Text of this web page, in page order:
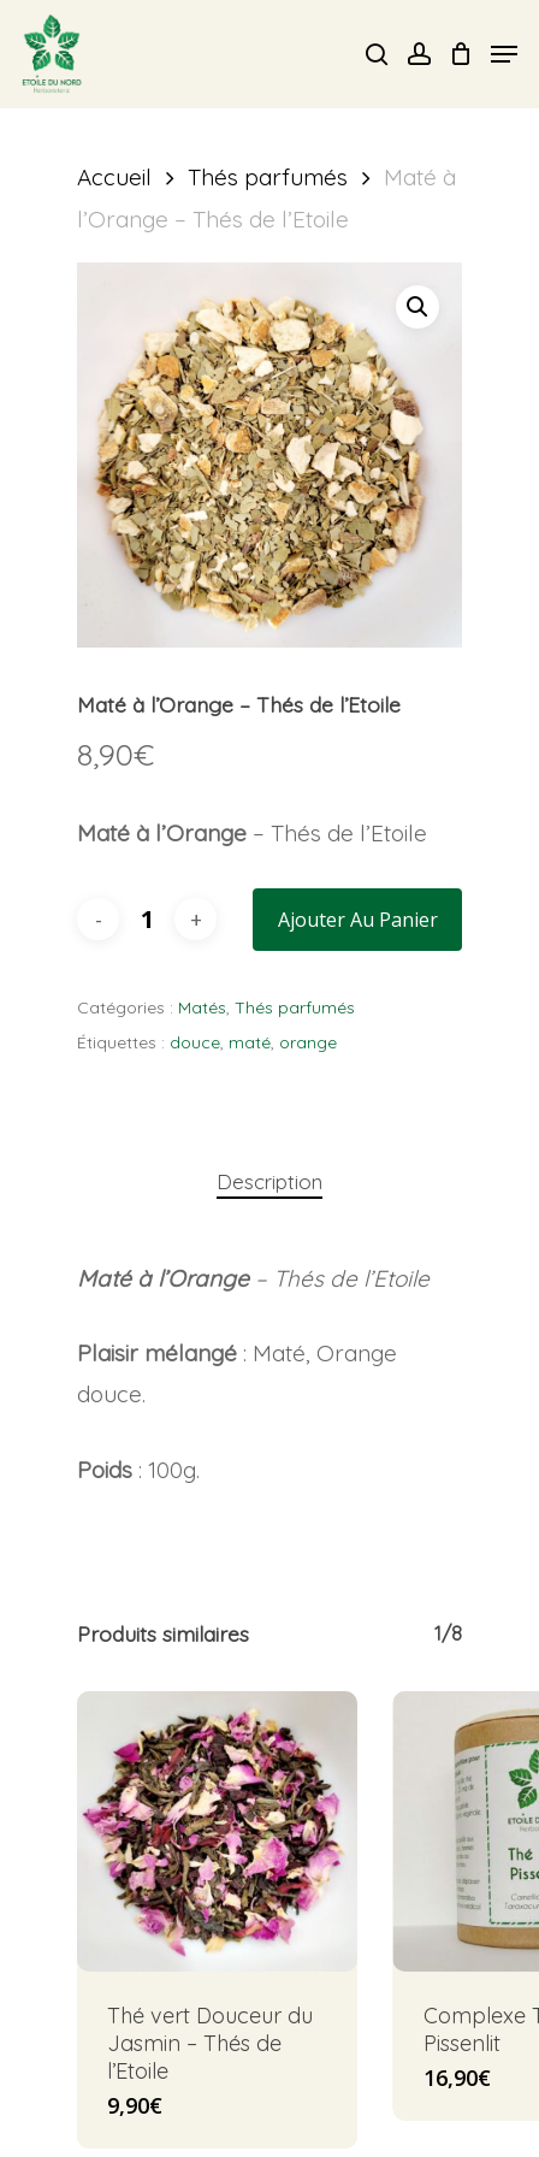
main
searchaccount
Accueil Thés parfumés
Maté à
l’Orange – Thés de l’Etoile
Maté à l’Orange – Thés de l’Etoile
8,90€
Maté à l’Orange – Thés de l’Etoile
Ajouter Au Panier
Catégories : Matés, Thés parfumés
Étiquettes : douce, maté, orange
Description
Maté à l’Orange– Thés de l’Etoile
Plaisir mélangé : Maté, Orange
douce.
Poids : 100g.
Produits similaires 1/8
Thé vert Douceur du
Jasmin – Thés de
l’Etoile
9,90€
Complexe
Pissenlit
16,90€